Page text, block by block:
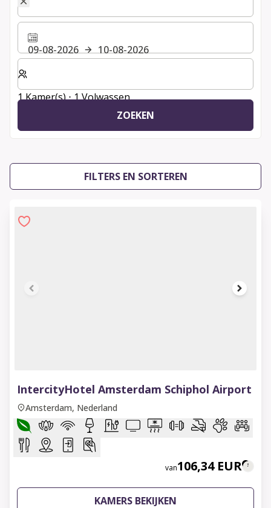
09-08-2026
10-08-2026
Selecteer het aantal kamers en gasten voor je verblijf
1 Kamer(s) ⋅ 1 Volwassen
ZOEKEN
FILTERS EN SORTEREN
IntercityHotel Amsterdam Schiphol Airport
Amsterdam, Nederland
van106,34 EUR
KAMERS BEKIJKEN